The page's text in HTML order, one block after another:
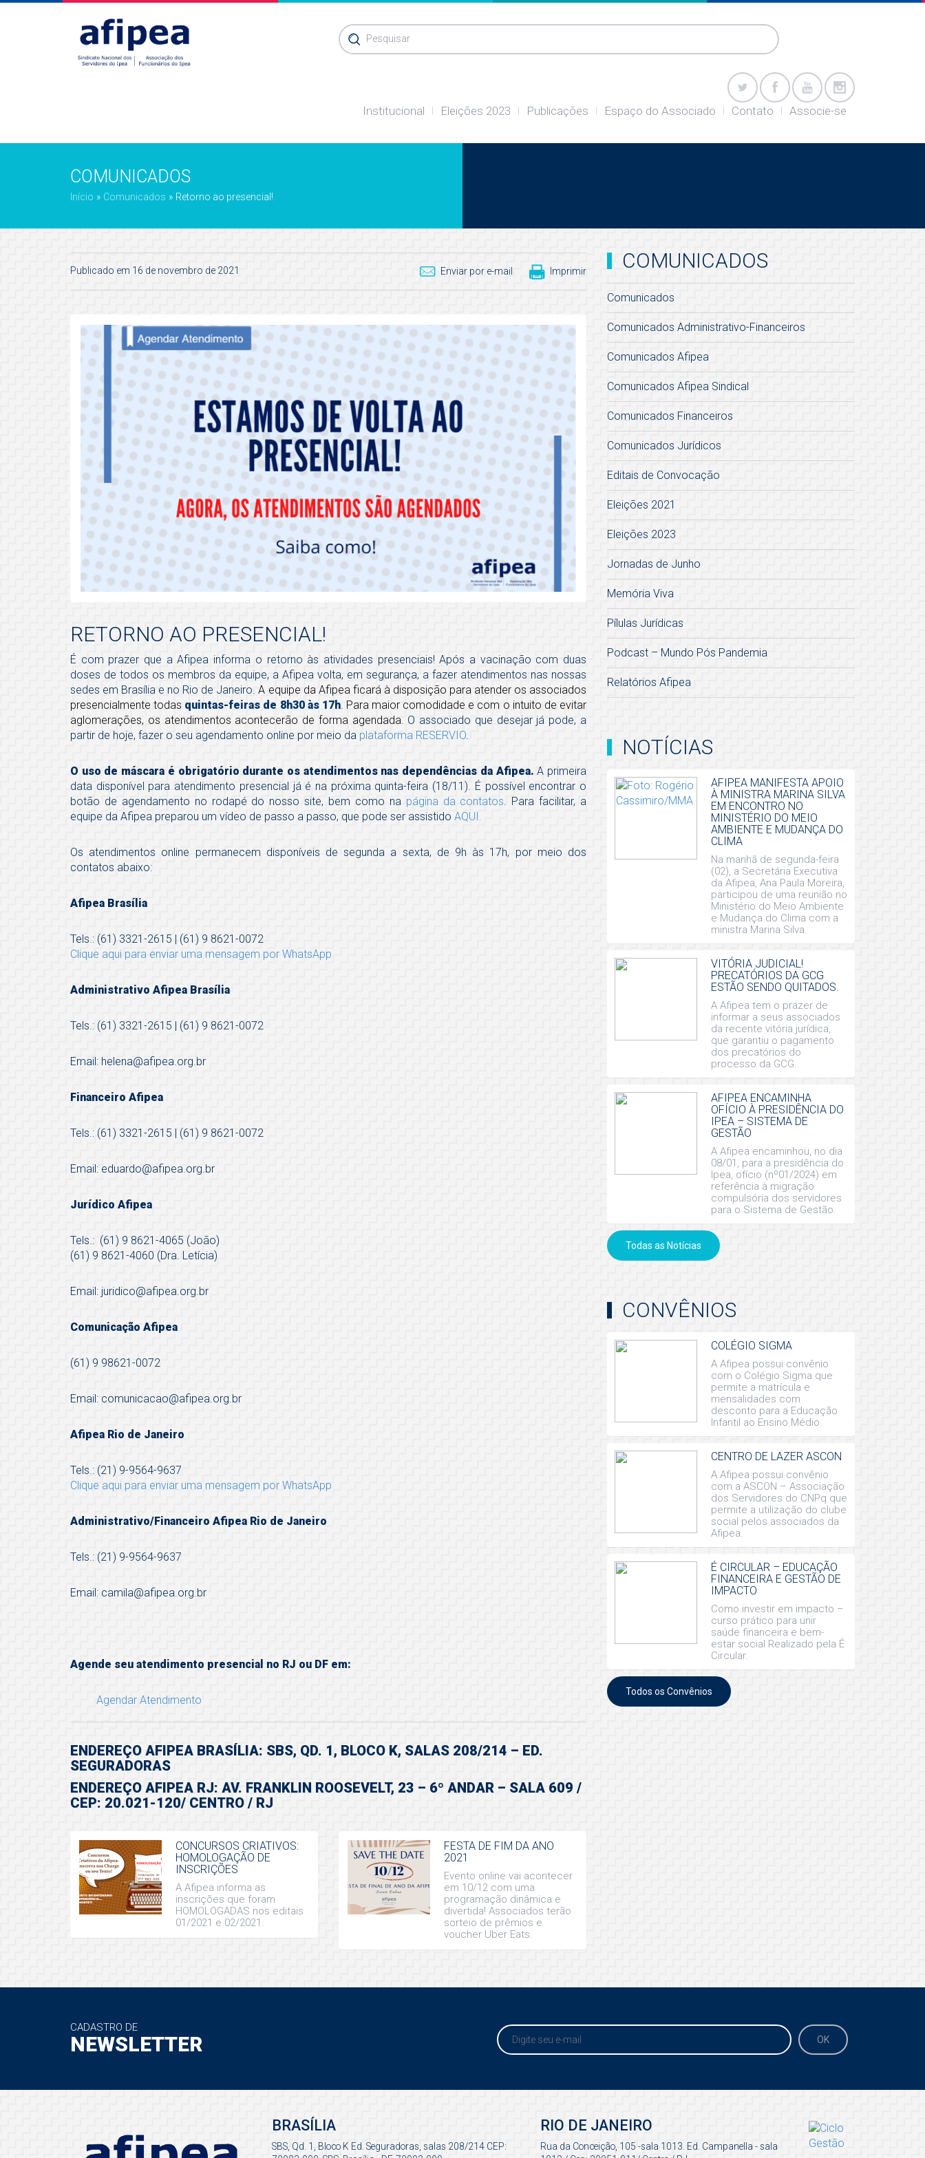
Pesquisar
Institucional Eleições 2023 Publicações Espaço do Associado Contato Associe-se
COMUNICADOS
Início » Comunicados » Retorno ao presencial!
Publicado em 16 de novembro de 2021 Enviar por e-mail Imprimir
RETORNO AO PRESENCIAL!
É com prazer que a Afipea informa o retorno às atividades presenciais! Após a vacinação com duas
doses de todos os membros da equipe, a Afipea volta, em segurança, a fazer atendimentos nas nossas
sedes em Brasília e no Rio de Janeiro.A equipe da Afipea ficará à disposição para atender os associados
presencialmente todas quintas-feiras de 8h30 às 17h. Para maior comodidade e com o intuito de evitar
aglomerações, os atendimentos acontecerão de forma agendada. O associado que desejar já pode, a
partir de hoje, fazer o seu agendamento online por meio da plataforma RESERVIO.
O uso de máscara é obrigatório durante os atendimentos nas dependências da Afipea. A primeira
data disponível para atendimento presencial já é na próxima quinta-feira (18/11). É possível encontrar o
botão de agendamento no rodapé do nosso site, bem como na página da contatos. Para facilitar, a
equipe da Afipea preparou um vídeo de passo a passo, que pode ser assistido AQUI.
Os atendimentos online permanecem disponíveis de segunda a sexta, de 9h às 17h, por meio dos
contatos abaixo:
Afipea Brasília
Tels.: (61) 3321-2615 | (61) 9 8621-0072
Clique aqui para enviar uma mensagem por WhatsApp
Administrativo Afipea Brasília
Tels.: (61) 3321-2615 | (61) 9 8621-0072
Email: helena@afipea.org.br
Financeiro Afipea
Tels.: (61) 3321-2615 | (61) 9 8621-0072
Email: eduardo@afipea.org.br
Jurídico Afipea
Tels.: (61) 9 8621-4065 (João)
(61) 9 8621-4060 (Dra. Letícia)
Email: juridico@afipea.org.br
Comunicação Afipea
(61) 9 98621-0072
Email: comunicacao@afipea.org.br
Afipea Rio de Janeiro
Tels.: (21) 9-9564-9637
Clique aqui para enviar uma mensagem por WhatsApp
Administrativo/Financeiro Afipea Rio de Janeiro
Tels.: (21) 9-9564-9637
Email: camila@afipea.org.br
Agende seu atendimento presencial no RJ ou DF em:
Agendar Atendimento
ENDEREÇO AFIPEA BRASÍLIA: SBS, QD. 1, BLOCO K, SALAS 208/214 – ED.
SEGURADORAS
ENDEREÇO AFIPEA RJ: AV. FRANKLIN ROOSEVELT, 23 – 6º ANDAR – SALA 609 /
CEP: 20.021-120/ CENTRO / RJ
CONCURSOS CRIATIVOS:
HOMOLOGAÇÃO DE
INSCRIÇÕES
A Afipea informa as
inscrições que foram
HOMOLOGADAS nos editais
01/2021 e 02/2021.
FESTA DE FIM DA ANO
2021
Evento online vai acontecer
em 10/12 com uma
programação dinâmica e
divertida! Associados terão
sorteio de prêmios e
voucher Uber Eats.
COMUNICADOS
Comunicados
Comunicados Administrativo-Financeiros
Comunicados Afipea
Comunicados Afipea Sindical
Comunicados Financeiros
Comunicados Jurídicos
Editais de Convocação
Eleições 2021
Eleições 2023
Jornadas de Junho
Memória Viva
Pílulas Jurídicas
Podcast – Mundo Pós Pandemia
Relatórios Afipea
NOTÍCIAS
AFIPEA MANIFESTA APOIO
À MINISTRA MARINA SILVA
EM ENCONTRO NO
MINISTÉRIO DO MEIO
AMBIENTE E MUDANÇA DO
CLIMA
Na manhã de segunda-feira
(02), a Secretária Executiva
da Afipea, Ana Paula Moreira,
participou de uma reunião no
Ministério do Meio Ambiente
e Mudança do Clima com a
ministra Marina Silva.
VITÓRIA JUDICIAL!
PRECATÓRIOS DA GCG
ESTÃO SENDO QUITADOS.
A Afipea tem o prazer de
informar a seus associados
da recente vitória jurídica,
que garantiu o pagamento
dos precatórios do
processo da GCG.
AFIPEA ENCAMINHA
OFÍCIO À PRESIDÊNCIA DO
IPEA – SISTEMA DE
GESTÃO
A Afipea encaminhou, no dia
08/01, para a presidência do
Ipea, ofício (nº01/2024) em
referência à migração
compulsória dos servidores
para o Sistema de Gestão.
Todas as Notícias
CONVÊNIOS
COLÉGIO SIGMA
A Afipea possui convênio
com o Colégio Sigma que
permite a matrícula e
mensalidades com
desconto para a Educação
Infantil ao Ensino Médio.
CENTRO DE LAZER ASCON
A Afipea possui convênio
com a ASCON – Associação
dos Servidores do CNPq que
permite a utilização do clube
social pelos associados da
Afipea.
É CIRCULAR – EDUCAÇÃO
FINANCEIRA E GESTÃO DE
IMPACTO
Como investir em impacto –
curso prático para unir
saúde financeira e bem-
estar social Realizado pela É
Circular.
Todos os Convênios
CADASTRO DE
NEWSLETTER
BRASÍLIA
SBS, Qd. 1, Bloco K Ed. Seguradoras, salas 208/214 CEP:
RIO DE JANEIRO
Rua da Conceição, 105 -sala 1013. Ed. Campanella - sala